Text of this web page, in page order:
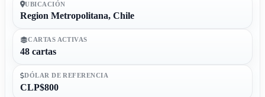
UBICACIÓN
Region Metropolitana, Chile
CARTAS ACTIVAS
48 cartas
DÓLAR DE REFERENCIA
CLP$800